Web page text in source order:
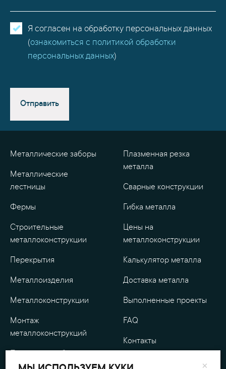
Я согласен на обработку персональных данных
(ознакомиться с политикой обработки
персональных данных)
Отправить
Металлические заборы
Металлические
лестницы
Фермы
Строительные
металлоконструкции
Перекрытия
Металлоизделия
Металлоконструкции
Монтаж
металлоконструкций
Плазменная резка
металла
Сварные конструкции
Гибка металла
Цены на
металлоконструкции
Калькулятор металла
Доставка металла
Выполненные проекты
FAQ
Контакты